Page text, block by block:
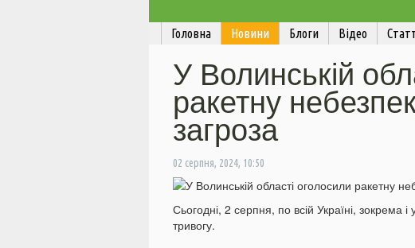
Головна Новини Блоги Відео
У Волинській
ракетну
загроза
02 серпня, 2024, 10:50
Сьогодні, 2 серпня, по всій Україні, зокрема
тривогу.